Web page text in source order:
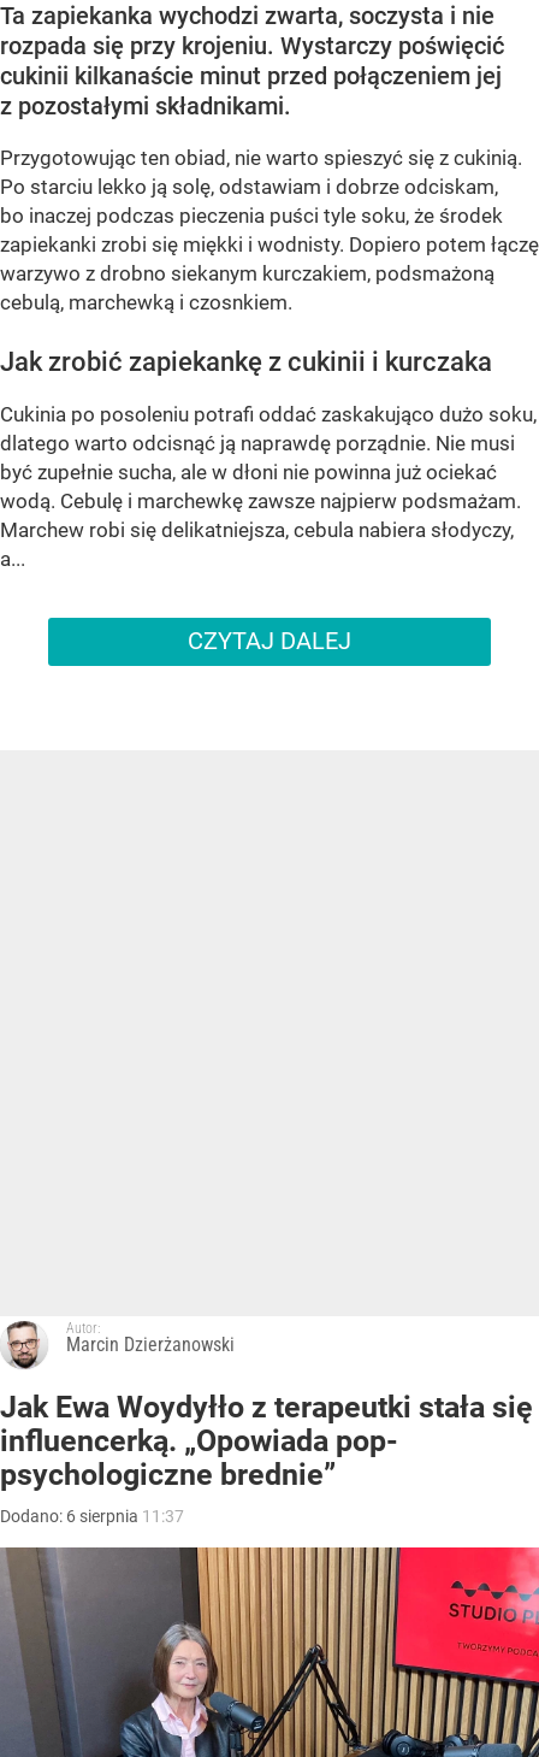
Ta zapiekanka wychodzi zwarta, soczysta i nie
rozpada się przy krojeniu. Wystarczy poświęcić
cukinii kilkanaście minut przed połączeniem jej
z pozostałymi składnikami.
Przygotowując ten obiad, nie warto spieszyć się z cukinią.
Po starciu lekko ją solę, odstawiam i dobrze odciskam,
bo inaczej podczas pieczenia puści tyle soku, że środek
zapiekanki zrobi się miękki i wodnisty. Dopiero potem łączę
warzywo z drobno siekanym kurczakiem, podsmażoną
cebulą, marchewką i czosnkiem.
Jak zrobić zapiekankę z cukinii i kurczaka
Cukinia po posoleniu potrafi oddać zaskakująco dużo soku,
dlatego warto odcisnąć ją naprawdę porządnie. Nie musi
być zupełnie sucha, ale w dłoni nie powinna już ociekać
wodą. Cebulę i marchewkę zawsze najpierw podsmażam.
Marchew robi się delikatniejsza, cebula nabiera słodyczy,
a...
CZYTAJ DALEJ
Autor:
Marcin Dzierżanowski
Jak Ewa Woydyłło z terapeutki stała się
influencerką. „Opowiada pop-
psychologiczne brednie”
Dodano: 6 sierpnia 11:37